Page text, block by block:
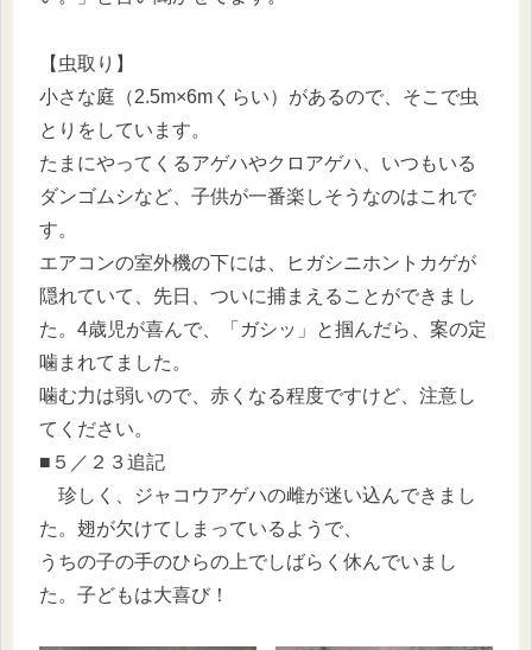
【虫取り】
小さな庭（2.5m×6mくらい）があるので、そこで虫
とりをしています。
たまにやってくるアゲハやクロアゲハ、いつもいる
ダンゴムシなど、子供が一番楽しそうなのはこれで
す。
エアコンの室外機の下には、ヒガシニホントカゲが
隠れていて、先日、ついに捕まえることができまし
た。4歳児が喜んで、「ガシッ」と掴んだら、案の定
噛まれてました。
噛む力は弱いので、赤くなる程度ですけど、注意し
てください。
■５／２３追記
珍しく、ジャコウアゲハの雌が迷い込んできまし
た。翅が欠けてしまっているようで、
うちの子の手のひらの上でしばらく休んでいまし
た。子どもは大喜び！